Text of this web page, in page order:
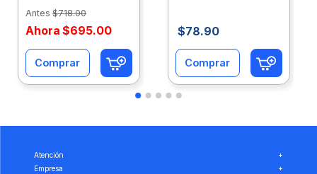
Antes $718.00
Ahora $695.00
Comprar
$78.90
Comprar
Atención
+
Empresa
+